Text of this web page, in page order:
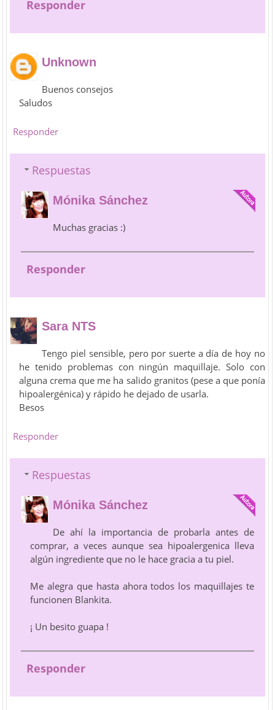
Responder
Unknown
Buenos consejos
Saludos
Responder
Respuestas
Mónika Sánchez
Muchas gracias :)
Responder
Sara NTS
Tengo piel sensible, pero por suerte a día de hoy no
he tenido problemas con ningún maquillaje. Solo con
alguna crema que me ha salido granitos (pese a que ponía
hipoalergénica) y rápido he dejado de usarla.
Besos
Responder
Respuestas
Mónika Sánchez
De ahí la importancia de probarla antes de
comprar, a veces aunque sea hipoalergenica lleva
algún ingrediente que no le hace gracia a tu piel.
Me alegra que hasta ahora todos los maquillajes te
funcionen Blankita.
¡ Un besito guapa !
Responder